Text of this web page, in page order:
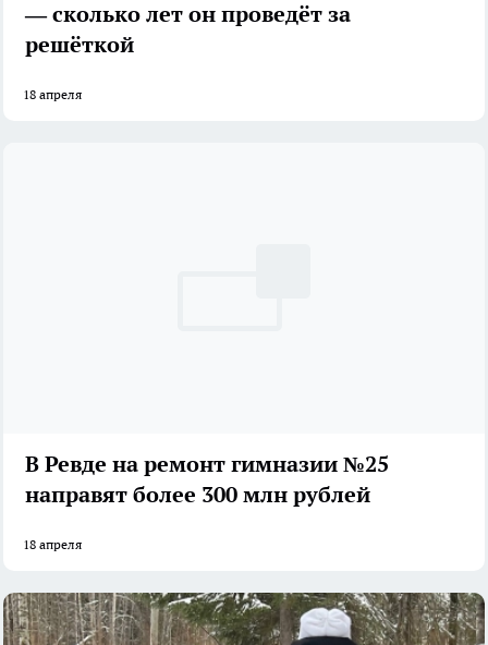
— сколько лет он проведёт за
решёткой
18 апреля
В Ревде на ремонт гимназии №25
направят более 300 млн рублей
18 апреля